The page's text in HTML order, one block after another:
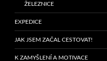
ŽELEZNICE
EXPEDICE
JAK JSEM ZAČAL CESTOVAT!
K ZAMYŠLENÍ A MOTIVACE